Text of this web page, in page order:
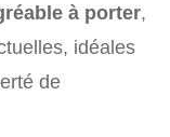
à porter,
idéales
de